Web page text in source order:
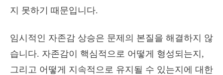
지 못하기 때문입니다.
임시적인 자존감 상승은 문제의 본질을 해결하지 않
습니다. 자존감이 핵심적으로 어떻게 형성되는지,
그리고 어떻게 지속적으로 유지될 수 있는지에 대한